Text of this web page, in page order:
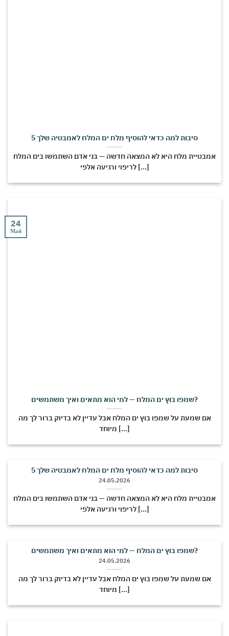
5 סיבות למה כדאי להוסיף מלח ים המלח לאמבטיה שלך
אמבטיית מלח היא לא המצאה חדשה — בני אדם השתמשו בים המלח
לריפוי ורגיעה אלפי [...]
שמפו בוץ ים המלח — למי הוא מתאים ואיך משתמשים?
אם שמעת על שמפו בוץ ים המלח אבל עדיין לא בדיוק ברור לך מה
מיוחד [...]
24
Май
5 סיבות למה כדאי להוסיף מלח ים המלח לאמבטיה שלך
24.05.2026
אמבטיית מלח היא לא המצאה חדשה — בני אדם השתמשו בים המלח
לריפוי ורגיעה אלפי [...]
שמפו בוץ ים המלח — למי הוא מתאים ואיך משתמשים?
24.05.2026
אם שמעת על שמפו בוץ ים המלח אבל עדיין לא בדיוק ברור לך מה
מיוחד [...]